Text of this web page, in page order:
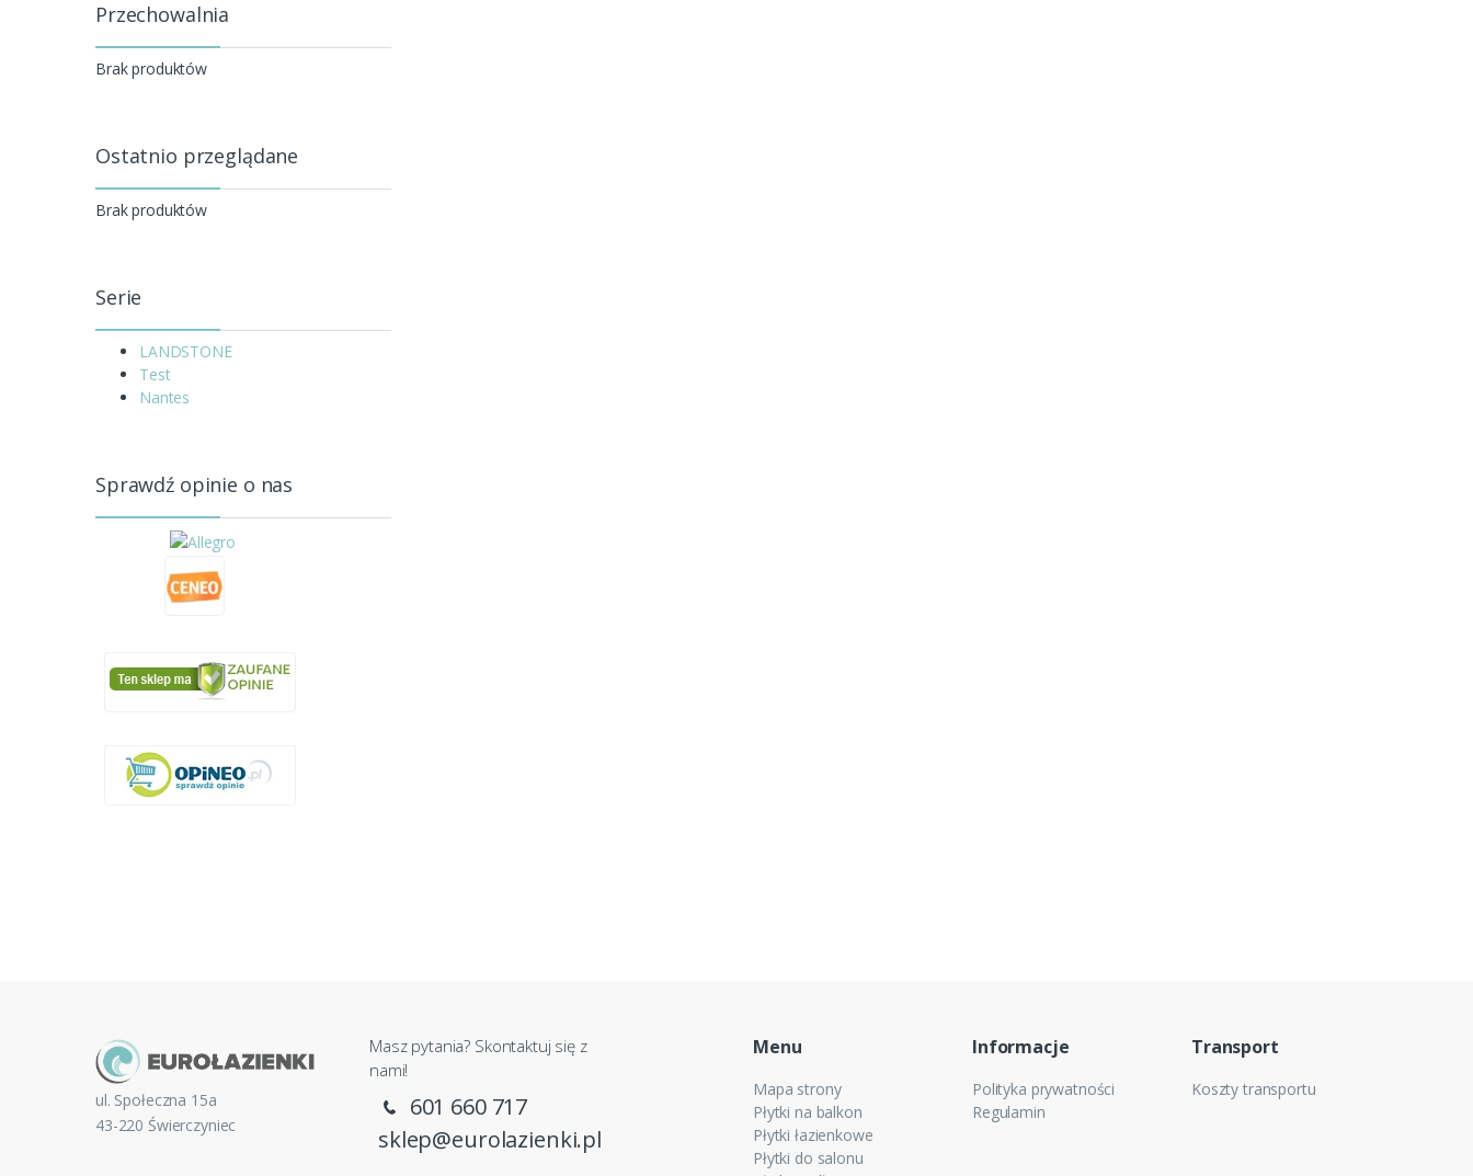
Przechowalnia
Brak produktów
Ostatnio przeglądane
Brak produktów
Serie
LANDSTONE
Test
Nantes
Sprawdź opinie o nas
ul. Społeczna 15a
43-220 Świerczyniec
Masz pytania? Skontaktuj się z
nami!
601 660 717
sklep@eurolazienki.pl
Menu
Mapa strony
Płytki na balkon
Płytki łazienkowe
Płytki do salonu
Informacje
Polityka prywatności
Regulamin
Transport
Koszty transportu